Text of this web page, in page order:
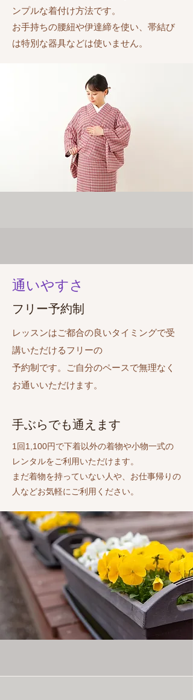
ンプルな着付け方法です。
お手持ちの腰紐や伊達締を使い、帯結び
は特別な器具などは使いません。
通いやすさ
​フリー予約制
レッスンはご都合の良いタイミングで受
講いただけるフリーの
予約制です。
​ご自分のペースで無理なく
お通いいただけます。
手ぶらでも通えます
1回1,100円で下着以外の着物や小物一式の
レンタルをご利用いただけます。
​まだ着物を持っていない人や、お仕事帰りの
人 などお気軽にご利用ください。